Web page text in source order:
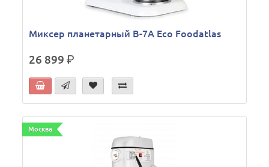
Миксер планетарный B-7A Eco Foodatlas
26 899р.
Москва